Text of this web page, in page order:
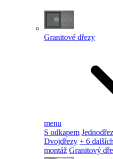
Granitové dřezy
menu
S odkapem
Dvojdřezy + 6 dalších
montáž Granitový